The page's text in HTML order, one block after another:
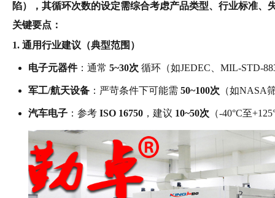
陷），其循环次数的设定需综合考虑产品类型、行业标准、
关键要点：
1. 通用行业建议（典型范围）
电子元器件：通常 5~30次 循环（如JEDEC、MIL-STD-
军工/航天设备 ：严苛条件下可能需 50~100次 （如NASA
汽车电子 ：参考 ISO 16750 ，建议 10~50次 （-40°C至